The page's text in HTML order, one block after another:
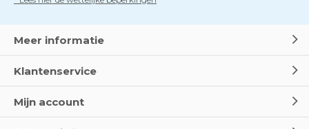
Meer informatie
Klantenservice
Mijn account